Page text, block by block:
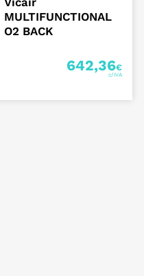
MULTIFUNCTIONAL
O2 BACK
642,36€